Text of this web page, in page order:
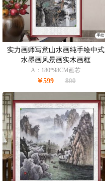
手绘
实力画师写意山水画纯手绘中式
水墨画风景画实木画框
A：180*98CM画芯
￥599 800